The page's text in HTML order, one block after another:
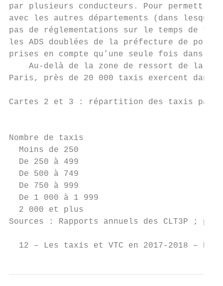
par plusieurs conducteurs. Pour
avec les autres départements (dans
pas de réglementations sur le temps de
les ADS doublées de la préfecture de
prises en compte qu’une seule fois
Au-delà de la zone de ressort de la
Paris, près de 20 000 taxis exercent dans
Cartes 2 et 3 : répartition des taxis par
Nombre de taxis
Moins de 250
De 250 à 499
De 500 à 749
De 750 à 999
De 1 000 à 1 999
2 000 et plus
Sources : Rapports annuels des CLT3P ;
12 – Les taxis et VTC en 2017-2018 –